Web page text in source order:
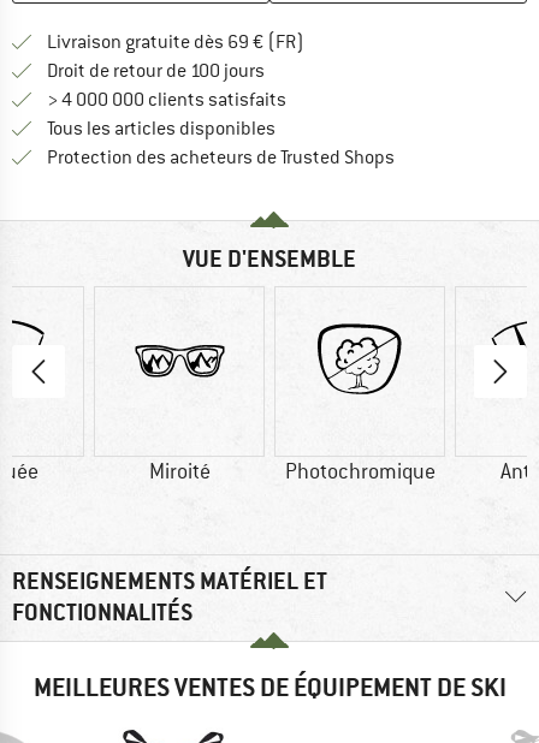
Livraison gratuite dès 69 € (FR)
Droit de retour de 100 jours
> 4 000 000 clients satisfaits
Tous les articles disponibles
Protection des acheteurs de Trusted Shops
VUE D'ENSEMBLE
Miroité Photochromique
RENSEIGNEMENTS MATÉRIEL ET
FONCTIONNALITÉS
MEILLEURES VENTES DE ÉQUIPEMENT DE SKI